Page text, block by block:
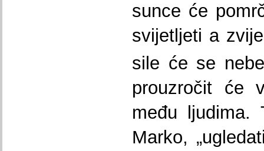
sunce će
svijetljeti a
sile će se
prouzročit će
među ljudima.
Marko,